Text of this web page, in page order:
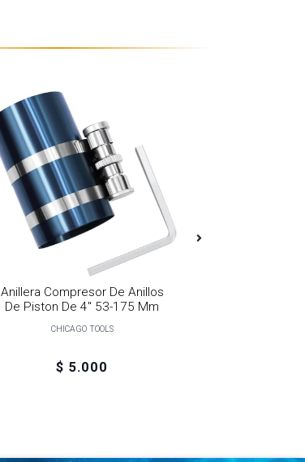
Anillera Compresor De Anillos
De Piston De 4" 53-175 Mm
CHICAGO TOOLS
$ 5.000